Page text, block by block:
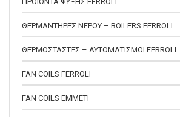
ΘΕΡΜΑΝΤΗΡΕΣ ΝΕΡΟΥ – BOILERS FERROLI
ΘΕΡΜΟΣΤΑΣΤΕΣ – ΑΥΤΟΜΑΤΙΣΜΟΙ FERROLI
FAN COILS FERROLI
FAN COILS EMMETI